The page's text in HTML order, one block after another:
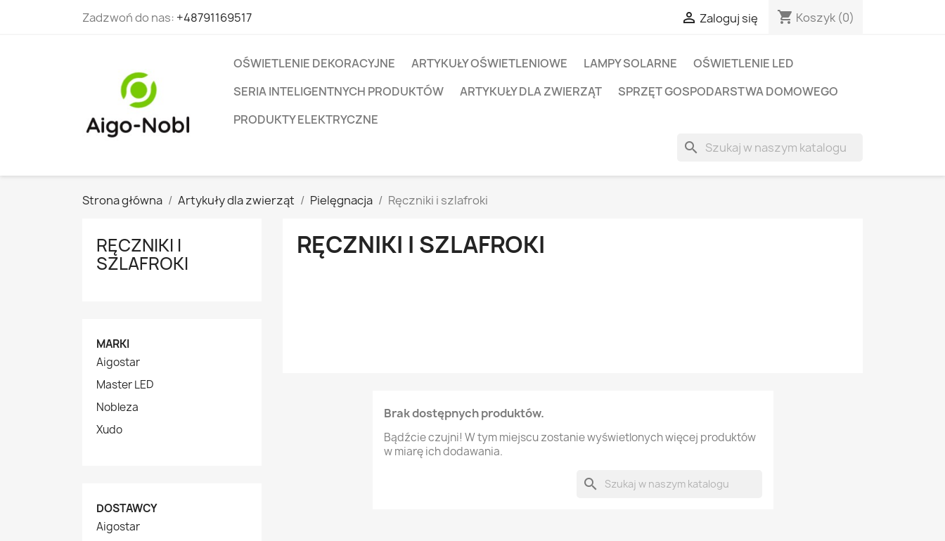
Zadzwoń do nas: +48791169517  Zaloguj się shopping_cart Koszyk (0)
OŚWIETLENIE DEKORACYJNE ARTYKUŁY OŚWIETLENIOWE LAMPY SOLARNE
OŚWIETLENIE LED
SERIA INTELIGENTNYCH PRODUKTÓW
ARTYKUŁY DLA ZWIERZĄT
SPRZĘT GOSPODARSTWA DOMOWEGO
PRODUKTY ELEKTRYCZNE
search
Strona główna Artykuły dla zwierząt Pielęgnacja Ręczniki i szlafroki
RĘCZNIKI I
SZLAFROKI
MARKI
Aigostar
Master LED
Nobleza
Xudo
DOSTAWCY
Aigostar
RĘCZNIKI I SZLAFROKI
Brak dostępnych produktów.
Bądźcie czujni! W tym miejscu zostanie wyświetlonych więcej produktów
w miarę ich dodawania.
search